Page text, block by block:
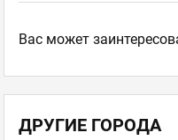
Ваc может
ДРУГИЕ ГОРОДА